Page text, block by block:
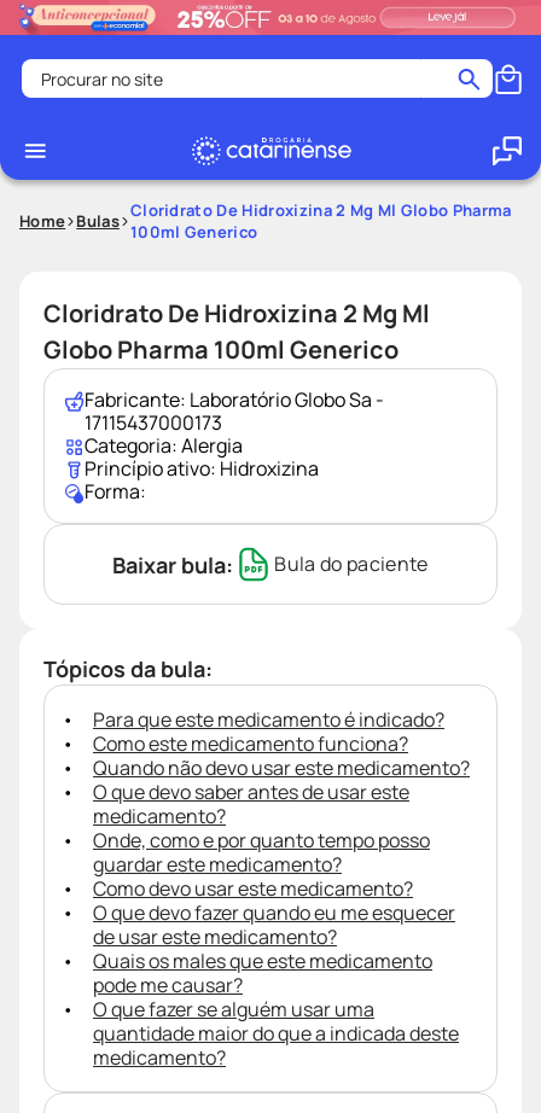
Procurar no site
1
medley
protetor solar facial
5º
tadalafila
6º
ozivy
lenço umedecido
protetor solar
desodorante
10
Home Bulas Cloridrato De Hidroxizina 2 Mg Ml Globo Pharma
100ml Generico
Cloridrato De Hidroxizina 2 Mg Ml
Globo Pharma 100ml Generico
Fabricante: Laboratório Globo Sa -
17115437000173
Categoria:Alergia
Princípio ativo: Hidroxizina
Forma:
Baixar bula: Bula do paciente
Tópicos da bula:
Para que este medicamento é indicado?
Como este medicamento funciona?
Quando não devo usar este medicamento?
O que devo saber antes de usar este
medicamento?
Onde, como e por quanto tempo posso
guardar este medicamento?
Como devo usar este medicamento?
O que devo fazer quando eu me esquecer
de usar este medicamento?
Quais os males que este medicamento
pode me causar?
O que fazer se alguém usar uma
quantidade maior do que a indicada deste
medicamento?